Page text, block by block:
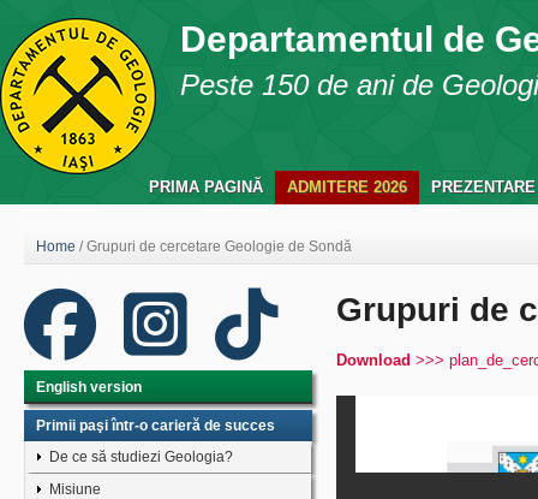
Departamentul de
Peste 150 de ani de
PRIMA PAGINĂ ADMITERE 2026 PREZENTARE
Home /Grupuri de cercetare Geologie de Sondă
Grupuri de
Download >>>
English version
Primii paşi într-o carieră de succes
De ce să studiezi Geologia?
Misiune